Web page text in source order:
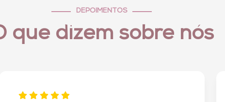
DEPOIMENTOS
que dizem sobre nós